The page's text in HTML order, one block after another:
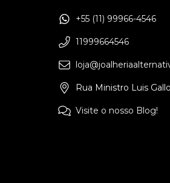
+55 (11) 99966-4546
11999664546
Rua Ministro Luis
Visite o nosso Blog!